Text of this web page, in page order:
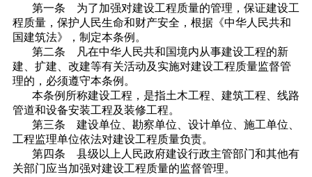
第一条 为了加强对建设工程质量的管理，保证建设工
程质量，保护人民生命和财产安全，根据《中华人民共和
国建筑法》，制定本条例。
第二条 凡在中华人民共和国境内从事建设工程的新
建、扩建、改建等有关活动及实施对建设工程质量监督管
理的，必须遵守本条例。
本条例所称建设工程，是指土木工程、建筑工程、线路
管道和设备安装工程及装修工程。
第三条 建设单位、勘察单位、设计单位、施工单位、
工程监理单位依法对建设工程质量负责。
第四条 县级以上人民政府建设行政主管部门和其他有
关部门应当加强对建设工程质量的监督管理。